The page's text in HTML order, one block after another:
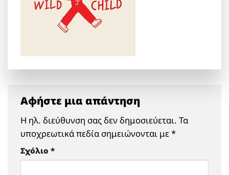
Αφήστε μια απάντηση
Η ηλ. διεύθυνση σας δεν δημοσιεύεται. Τα
υποχρεωτικά πεδία σημειώνονται με*
Σχόλιο *